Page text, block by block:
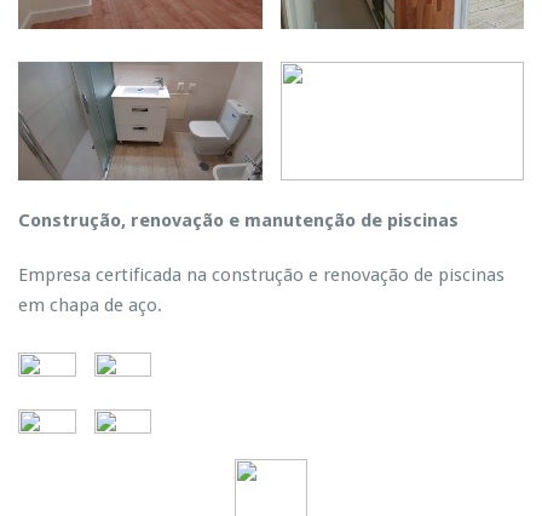
Construção, renovação e manutenção de piscinas
Empresa certificada na construção e renovação de piscinas
em chapa de aço.